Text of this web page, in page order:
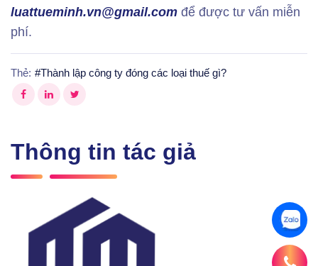
luattueminh.vn@gmail.com để được tư vấn miễn
phí.
Thẻ: #Thành lập công ty đóng các loại thuế gì?
Thông tin tác giả